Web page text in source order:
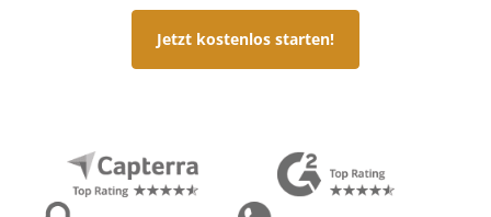
Jetzt kostenlos starten!